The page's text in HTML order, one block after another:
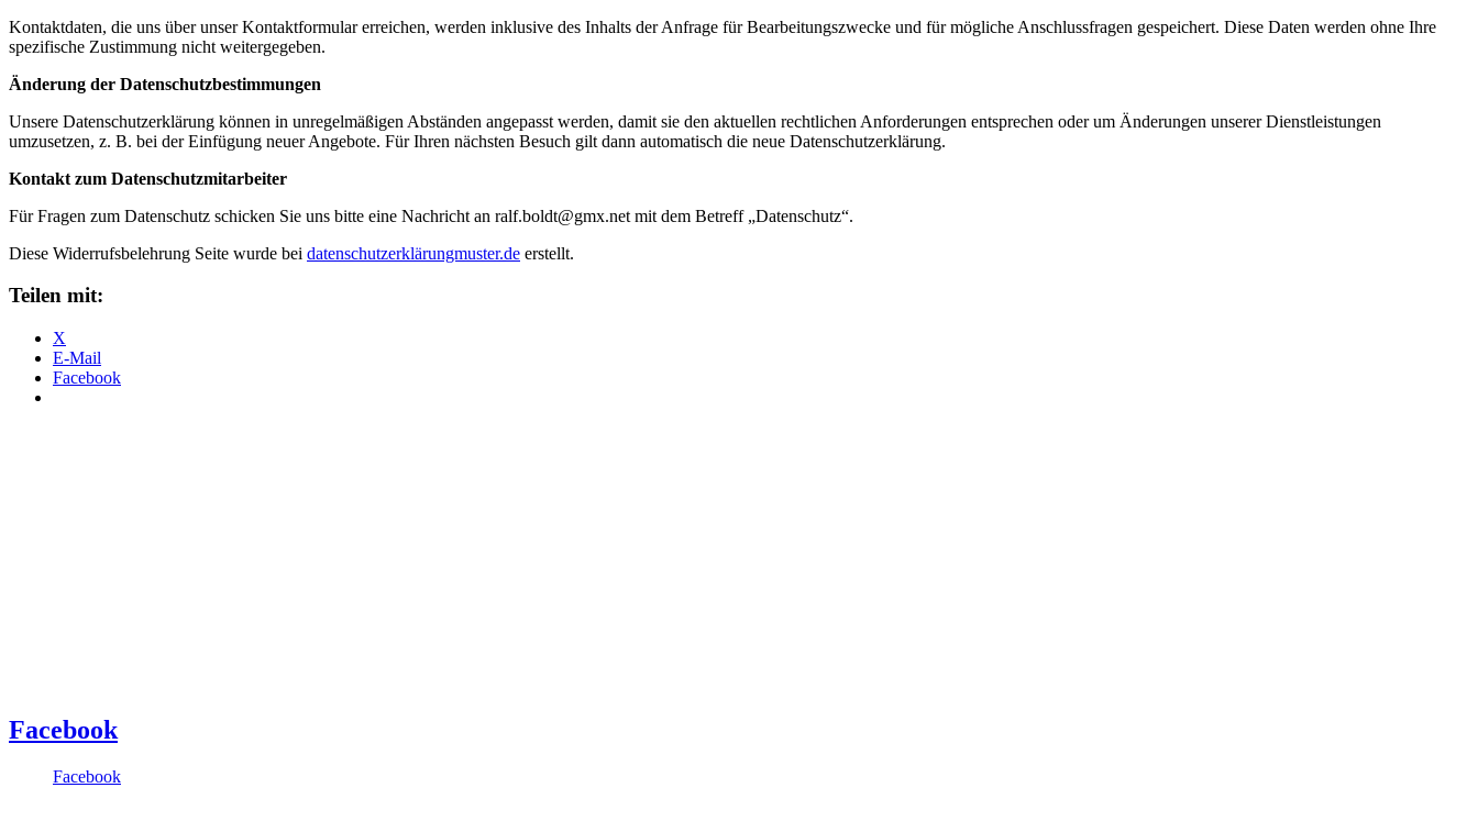
Kontaktdaten, die uns über unser Kontaktformular erreichen, werden inklusive des Inhalts der Anfrage für Bearbeitungszwecke und für mögliche Anschlussfragen gespeichert. Diese Daten werden ohne Ihre
spezifische Zustimmung nicht weitergegeben.
Änderung der Datenschutzbestimmungen
Unsere Datenschutzerklärung können in unregelmäßigen Abständen angepasst werden, damit sie den aktuellen rechtlichen Anforderungen entsprechen oder um Änderungen unserer Dienstleistungen
umzusetzen, z. B. bei der Einfügung neuer Angebote. Für Ihren nächsten Besuch gilt dann automatisch die neue Datenschutzerklärung.
Kontakt zum Datenschutzmitarbeiter
Für Fragen zum Datenschutz schicken Sie uns bitte eine Nachricht an ralf.boldt@gmx.net mit dem Betreff „Datenschutz“.
Diese Widerrufsbelehrung Seite wurde bei datenschutzerklärungmuster.de erstellt.
Teilen mit:
X
E-Mail
Facebook
Facebook
Facebook